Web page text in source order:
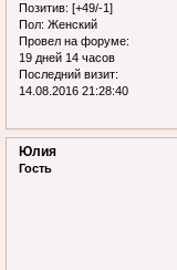
Позитив: [+49/-1]
Пол: Женский
Провел на форуме:
19 дней 14 часов
Последний визит:
14.08.2016 21:28:40
Юлия
Гость